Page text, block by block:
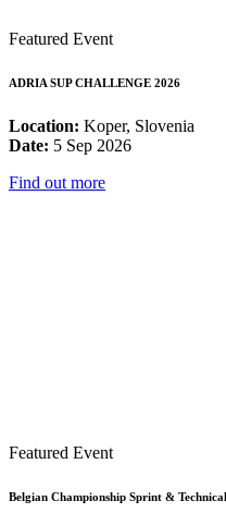
Featured Event
ADRIA SUP CHALLENGE 2026
Location: Koper, Slovenia
Date: 5 Sep 2026
Find out more
Featured Event
Belgian Championship Sprint &